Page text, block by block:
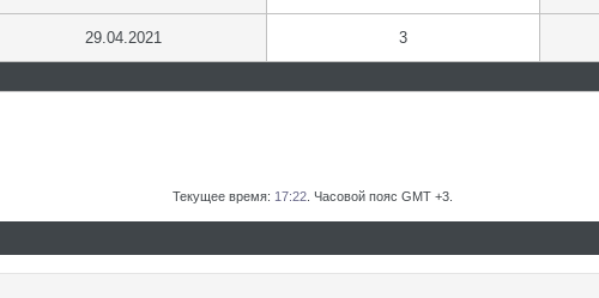
29.04.2021 3
Текущее время: 17:22 . Часовой пояс GMT +3.